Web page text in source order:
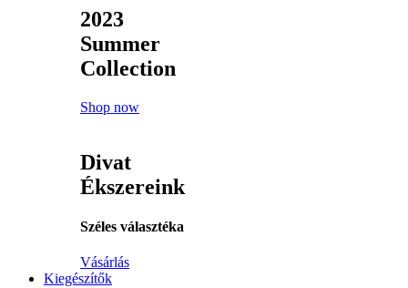
2023
Summer
Collection
Shop now
Divat
Ékszereink
Széles választéka
Vásárlás
Kiegészítők